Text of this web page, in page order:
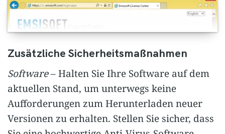
Zusätzliche Sicherheitsmaßnahmen
Software– Halten Sie Ihre Software auf dem
aktuellen Stand, um unterwegs keine
Aufforderungen zum Herunterladen neuer
Versionen zu erhalten. Stellen Sie sicher, dass